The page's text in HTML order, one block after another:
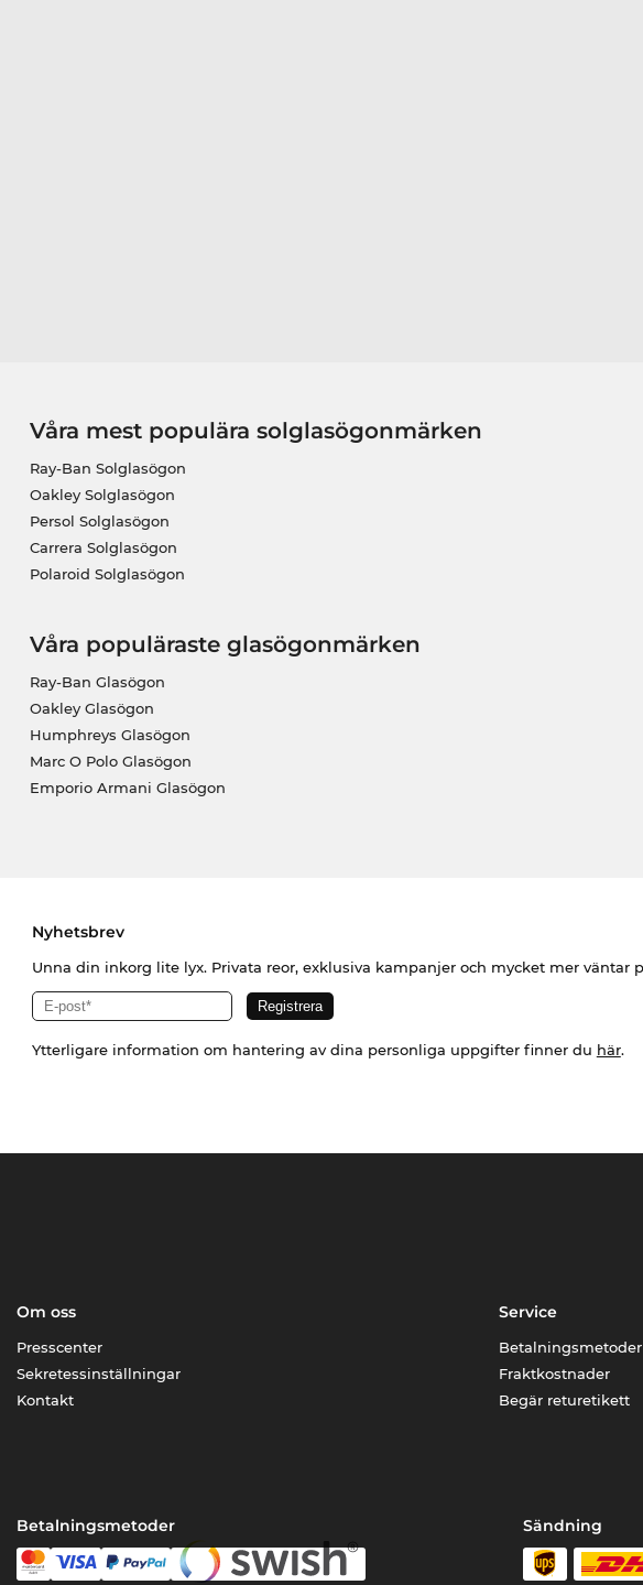
Våra mest populära solglasögonmärken
Ray-Ban Solglasögon
Oakley Solglasögon
Persol Solglasögon
Carrera Solglasögon
Polaroid Solglasögon
Våra populäraste glasögonmärken
Ray-Ban Glasögon
Oakley Glasögon
Humphreys Glasögon
Marc O Polo Glasögon
Emporio Armani Glasögon
Nyhetsbrev
Unna din inkorg lite lyx. Privata reor, exklusiva kampanjer och mycket mer väntar
Ytterligare information om hantering av dina personliga uppgifter finner du här.
Om oss
Presscenter
Sekretessinställningar
Kontakt
Service
Betalningsmetoder
Fraktkostnader
Begär returetikett
Betalningsmetoder Sändning